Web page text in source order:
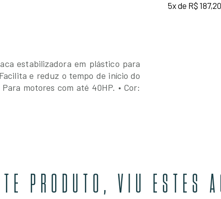
estabilizadora em plástico para
e reduz o tempo de início do
Para motores com até 40HP. • Cor:
5x de R$ 187,20
PRODUTO, VIU ESTES